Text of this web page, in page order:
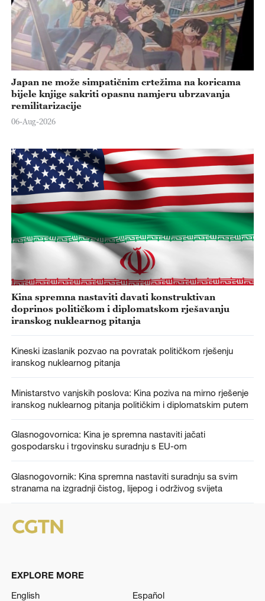
Japan ne može simpatičnim crtežima na koricama
bijele knjige sakriti opasnu namjeru ubrzavanja
remilitarizacije
06-Aug-2026
Kina spremna nastaviti davati konstruktivan
doprinos političkom i diplomatskom rješavanju
iranskog nuklearnog pitanja
Kineski izaslanik pozvao na povratak političkom rješenju
iranskog nuklearnog pitanja
Ministarstvo vanjskih poslova: Kina poziva na mirno rješenje
iranskog nuklearnog pitanja političkim i diplomatskim putem
Glasnogovornica: Kina je spremna nastaviti jačati
gospodarsku i trgovinsku suradnju s EU-om
Glasnogovornik: Kina spremna nastaviti suradnju sa svim
stranama na izgradnji čistog, lijepog i održivog svijeta
EXPLORE MORE
English
Español